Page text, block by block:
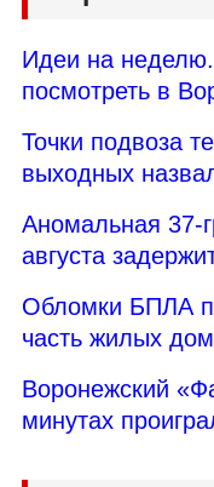
Идеи на неделю.
посмотреть в
Точки подвоза
выходных
Аномальная 37-
августа
Обломки БПЛА
часть жилых
Воронежский
минутах